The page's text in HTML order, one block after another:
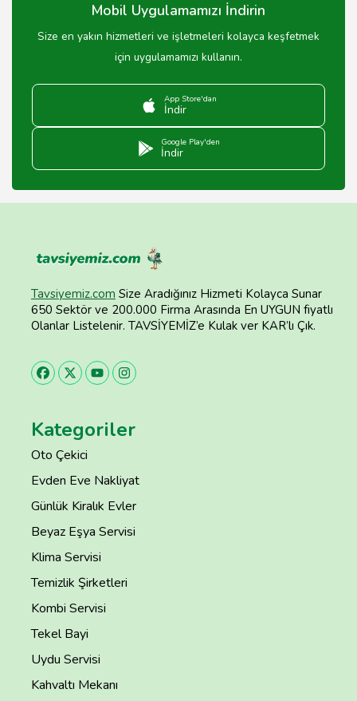
Mobil Uygulamamızı İndirin
Size en yakın hizmetleri ve işletmeleri kolayca keşfetmek
için uygulamamızı kullanın.
App Store'dan
İndir
Google Play'den
İndir
Tavsiyemiz.com Size Aradığınız Hizmeti Kolayca Sunar
650 Sektör ve 200.000 Firma Arasında En UYGUN fiyatlı
Olanlar Listelenir. TAVSİYEMİZ’e Kulak ver KAR’lı Çık.
Kategoriler
Oto Çekici
Evden Eve Nakliyat
Günlük Kiralık Evler
Beyaz Eşya Servisi
Klima Servisi
Temizlik Şirketleri
Kombi Servisi
Tekel Bayi
Uydu Servisi
Kahvaltı Mekanı